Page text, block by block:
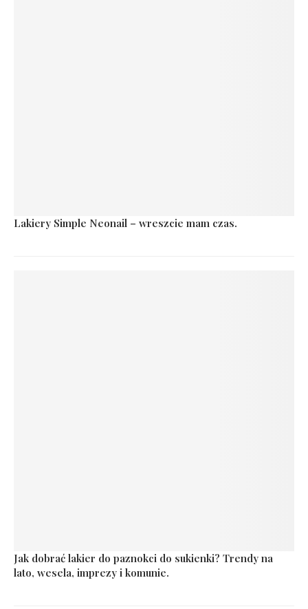
Lakiery Simple Neonail – wreszcie mam czas.
Jak dobrać lakier do paznokci do sukienki? Trendy na
lato, wesela, imprezy i komunie.